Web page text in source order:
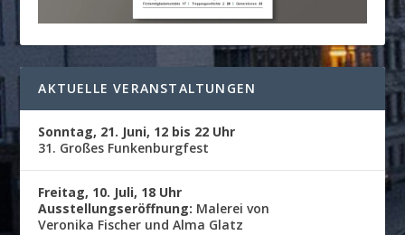
AKTUELLE VERANSTALTUNGEN
Sonntag, 21. Juni, 12 bis 22 Uhr
31. Großes Funkenburgfest
Freitag, 10. Juli, 18 Uhr
Ausstellungseröffnung: Malerei von
Veronika Fischer und Alma Glatz